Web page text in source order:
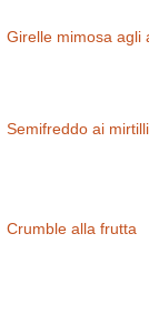
Girelle mimosa agli
Semifreddo ai mirtilli
Crumble alla frutta